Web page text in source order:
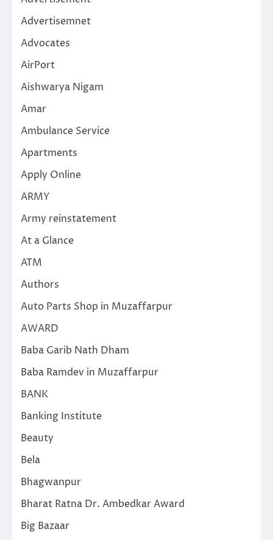
Advertisemnet
Advocates
AirPort
Aishwarya Nigam
Amar
Ambulance Service
Apartments
Apply Online
ARMY
Army reinstatement
At a Glance
ATM
Authors
Auto Parts Shop in Muzaffarpur
AWARD
Baba Garib Nath Dham
Baba Ramdev in Muzaffarpur
BANK
Banking Institute
Beauty
Bela
Bhagwanpur
Bharat Ratna Dr. Ambedkar Award
Big Bazaar